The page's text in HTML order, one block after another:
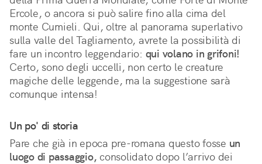
Ercole, o ancora si può salire fino alla cima del
monte Cumieli. Qui, oltre al panorama superlativo
sulla valle del Tagliamento, avrete la possibilità di
fare un incontro leggendario: qui volano in grifoni!
Certo, sono degli uccelli, non certo le creature
magiche delle leggende, ma la suggestione sarà
comunque intensa!
Un po' di storia
Pare che già in epoca pre-romana questo fosse un
luogo di passaggio, consolidato dopo l’arrivo dei